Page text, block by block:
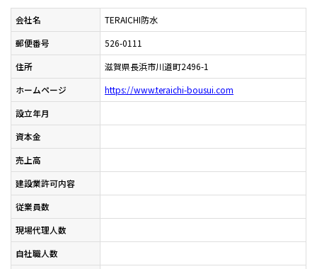
会社名
TERAICHI防水
郵便番号
526-0111
住所
滋賀県長浜市川道町2496-1
ホームページ
https://www.teraichi-bousui.com
設立年月
資本金
売上高
建設業許可内容
従業員数
現場代理人数
自社職人数